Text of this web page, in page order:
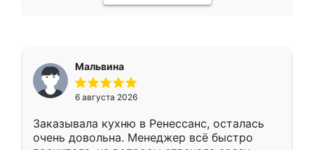
Мальвина
6 августа 2026
Заказывала кухню в Ренессанс, осталась
очень довольна. Менеджер всё быстро